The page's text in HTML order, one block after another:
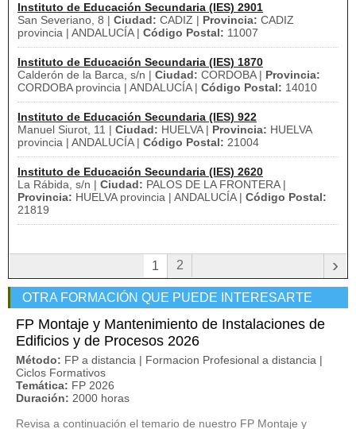
Instituto de Educación Secundaria (IES) 2901
San Severiano, 8 | Ciudad: CADIZ | Provincia: CADIZ
provincia | ANDALUCÍA | Código Postal: 11007
Instituto de Educación Secundaria (IES) 1870
Calderón de la Barca, s/n | Ciudad: CORDOBA | Provincia:
CORDOBA provincia | ANDALUCÍA | Código Postal: 14010
Instituto de Educación Secundaria (IES) 922
Manuel Siurot, 11 | Ciudad: HUELVA | Provincia: HUELVA
provincia | ANDALUCÍA | Código Postal: 21004
Instituto de Educación Secundaria (IES) 2620
La Rábida, s/n | Ciudad: PALOS DE LA FRONTERA |
Provincia: HUELVA provincia | ANDALUCÍA | Código Postal:
21819
1 2 ›
OTRA FORMACIÓN QUE PUEDE INTERESARTE
FP Montaje y Mantenimiento de Instalaciones de
Edificios y de Procesos 2026
Método: FP a distancia | Formacion Profesional a distancia |
Ciclos Formativos
Temática: FP 2026
Duración: 2000 horas
Revisa a continuación el temario de nuestro FP Montaje y